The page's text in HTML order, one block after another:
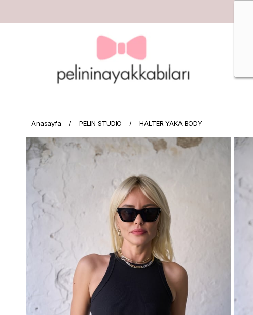
Anasayfa PELIN STUDIO HALTER YAKA BODY